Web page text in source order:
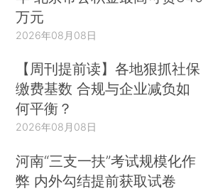
万元
2026年08月08日
【周刊提前读】各地狠抓社保
缴费基数 合规与企业减负如
何平衡？
2026年08月08日
河南“三支一扶”考试规模化作
弊 内外勾结提前获取试卷